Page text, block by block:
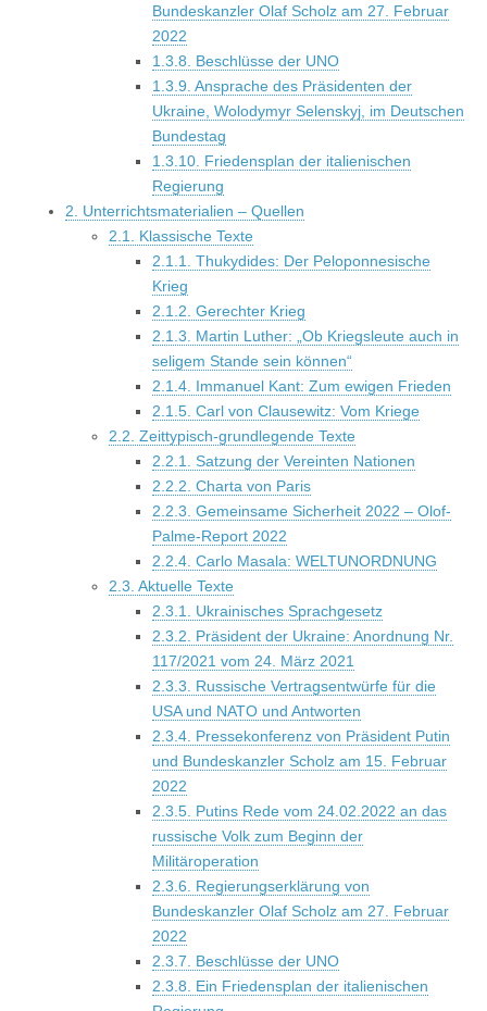
Bundeskanzler Olaf Scholz am 27. Februar
2022
1.3.8. Beschlüsse der UNO
1.3.9. Ansprache des Präsidenten der
Ukraine, Wolodymyr Selenskyj, im Deutschen
Bundestag
1.3.10. Friedensplan der italienischen
Regierung
2. Unterrichtsmaterialien – Quellen
2.1. Klassische Texte
2.1.1. Thukydides: Der Peloponnesische
Krieg
2.1.2. Gerechter Krieg
2.1.3. Martin Luther: „Ob Kriegsleute auch in
seligem Stande sein können“
2.1.4. Immanuel Kant: Zum ewigen Frieden
2.1.5. Carl von Clausewitz: Vom Kriege
2.2. Zeittypisch-grundlegende Texte
2.2.1. Satzung der Vereinten Nationen
2.2.2. Charta von Paris
2.2.3. Gemeinsame Sicherheit 2022 – Olof-
Palme-Report 2022
2.2.4. Carlo Masala: WELTUNORDNUNG
2.3. Aktuelle Texte
2.3.1. Ukrainisches Sprachgesetz
2.3.2. Präsident der Ukraine: Anordnung Nr.
117/2021 vom 24. März 2021
2.3.3. Russische Vertragsentwürfe für die
USA und NATO und Antworten
2.3.4. Pressekonferenz von Präsident Putin
und Bundeskanzler Scholz am 15. Februar
2022
2.3.5. Putins Rede vom 24.02.2022 an das
russische Volk zum Beginn der
Militäroperation
2.3.6. Regierungserklärung von
Bundeskanzler Olaf Scholz am 27. Februar
2022
2.3.7. Beschlüsse der UNO
2.3.8. Ein Friedensplan der italienischen